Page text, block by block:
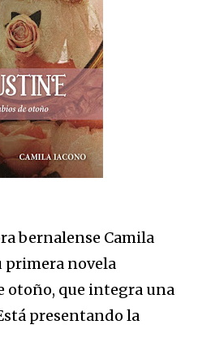
bernalense Camila
primera novela
otoño, que integra una
presentando la